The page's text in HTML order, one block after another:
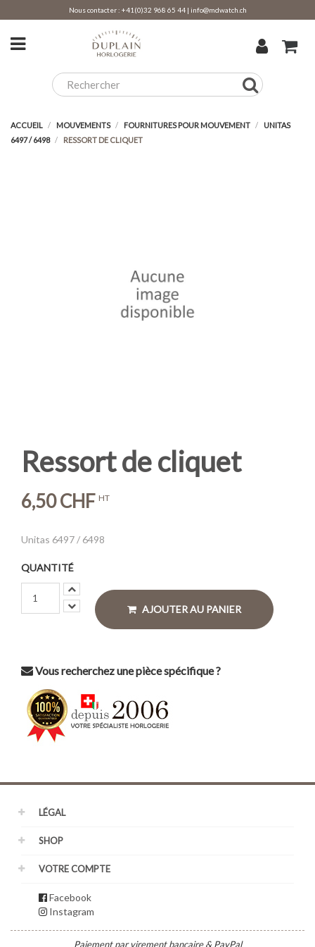
Nous contacter : +41(0)32 968 65 44| info@mdwatch.ch
ACCUEIL MOUVEMENTS FOURNITURES POUR MOUVEMENT
UNITAS
6497 / 6498
RESSORT DE CLIQUET
Ressort de cliquet
6,50 CHF HT
Unitas 6497 / 6498
QUANTITÉ
AJOUTER AU PANIER
Vous recherchez une pièce spécifique ?
LÉGAL
SHOP
VOTRE COMPTE
Facebook
Instagram
Paiement par virement bancaire & PayPal